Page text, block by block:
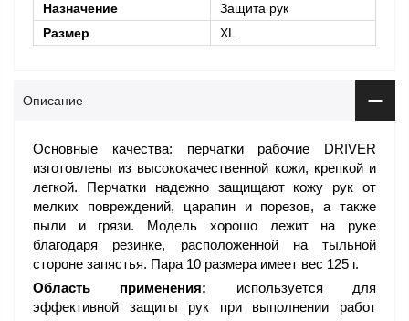
Назначение
Защита рук
Размер
XL
Описание
Основные качества: перчатки рабочие DRIVER
изготовлены из высококачественной кожи, крепкой и
легкой. Перчатки надежно защищают кожу рук от
мелких повреждений, царапин и порезов, а также
пыли и грязи. Модель хорошо лежит на руке
благодаря резинке, расположенной на тыльной
стороне запястья. Пара 10 размера имеет вес 125 г.
Область применения: используется для
эффективной защиты рук при выполнении работ